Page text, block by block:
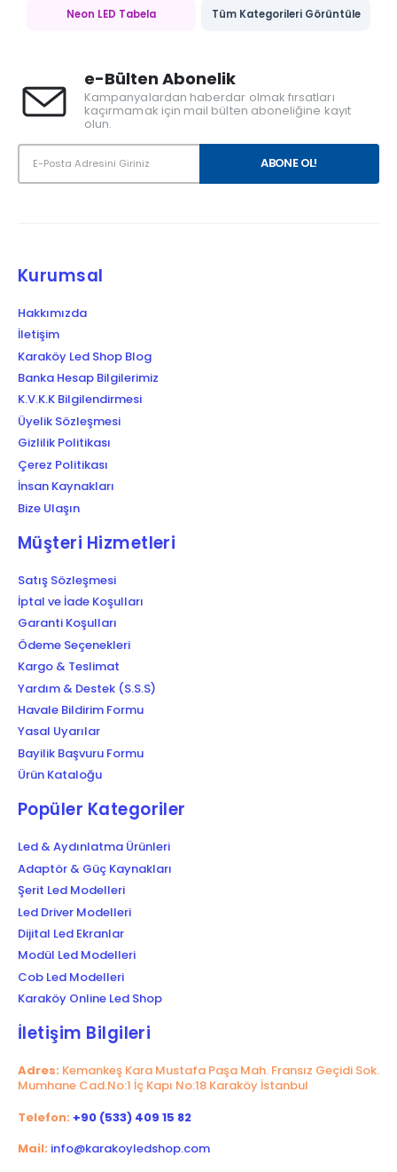
Neon LED Tabela Tüm Kategorileri Görüntüle
e-Bülten Abonelik
Kampanyalardan haberdar olmak fırsatları
kaçırmamak için mail bülten aboneliğine kayıt
olun.
Kurumsal
Hakkımızda
İletişim
Karaköy Led Shop Blog
Banka Hesap Bilgilerimiz
K.V.K.K Bilgilendirmesi
Üyelik Sözleşmesi
Gizlilik Politikası
Çerez Politikası
İnsan Kaynakları
Bize Ulaşın
Müşteri Hizmetleri
Satış Sözleşmesi
İptal ve İade Koşulları
Garanti Koşulları
Ödeme Seçenekleri
Kargo & Teslimat
Yardım & Destek (S.S.S)
Havale Bildirim Formu
Yasal Uyarılar
Bayilik Başvuru Formu
Ürün Kataloğu
Popüler Kategoriler
Led & Aydınlatma Ürünleri
Adaptör & Güç Kaynakları
Şerit Led Modelleri
Led Driver Modelleri
Dijital Led Ekranlar
Modül Led Modelleri
Cob Led Modelleri
Karaköy Online Led Shop
İletişim Bilgileri
Adres: Kemankeş Kara Mustafa Paşa Mah. Fransız Geçidi Sok.
Mumhane Cad.No:1 İç Kapı No:18 Karaköy İstanbul
Telefon: +90 (533) 409 15 82
Mail: info@karakoyledshop.com